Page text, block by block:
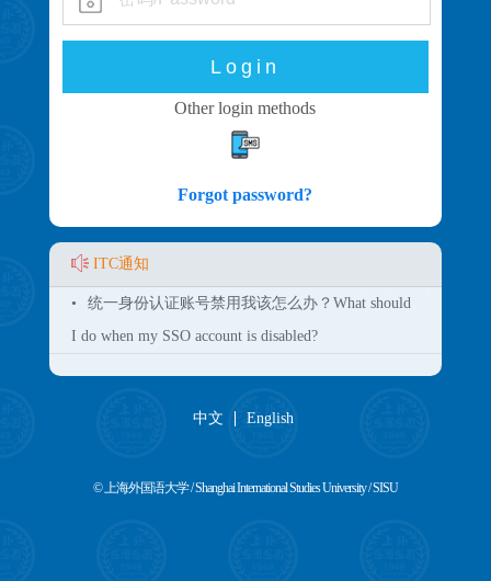
Other login methods
Forgot password?
ITC通知
•
统一身份认证账号禁用我该怎么办？What should
I do when my SSO account is disabled?
中文 English
© 上海外国语大学 / Shanghai International Studies University / SISU